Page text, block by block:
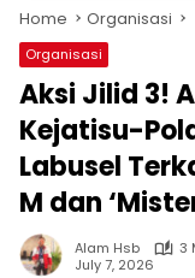
Home Organisasi
Organisasi
Aksi Jilid 3!
Kejatisu-
Labusel
M dan
Alam Hsb
3
July 7, 2026